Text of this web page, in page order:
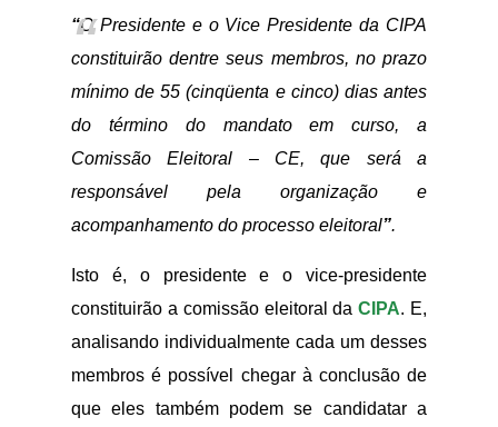
“O Presidente e o Vice Presidente da CIPA
constituirão dentre seus membros, no prazo
mínimo de 55 (cinqüenta e cinco) dias antes
do término do mandato em curso, a
Comissão Eleitoral – CE, que será a
responsável pela organização e
acompanhamento do processo eleitoral”.
Isto é, o presidente e o vice-presidente
constituirão a comissão eleitoral daCIPA. E,
analisando individualmente cada um desses
membros é possível chegar à conclusão de
que eles também podem se candidatar a